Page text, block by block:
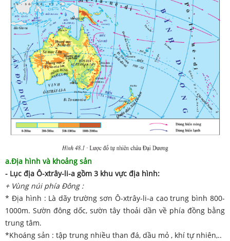
a.Địa hình và khoảng sản
- Lục địa Ô-xtrây-li-a gồm 3 khu vực địa hình:
+ Vùng núi phía Đông :
* Địa hình : Là dãy trường sơn Ô-xtrây-li-a cao trung bình 800-
1000m. Sườn đông dốc, sườn tây thoải dần về phía đồng bằng
trung tâm.
*Khoáng sản : tập trung nhiều than đá, dầu mỏ , khí tự nhiên,..